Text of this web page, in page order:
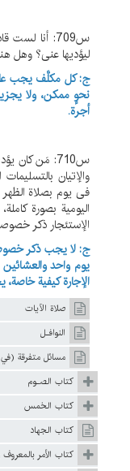
س709: أنا
لیؤدیها عنی؟ وهل
ج: کل مکلَّف یجب
نحوٍ ممکن، ولا
أجرة.
س710: مَن کان
والإتیان
فی یوم بصلاة
الیومیة بصورة
الإستئجار ذکر
ج: لا یجب ذکر
یوم واحد
الإجارة کیفیة
صلاة الآيات
النوافـل
مسائل متفرقة (في
كتاب الصـوم
كتاب الخمس
كتاب الجهاد
كتاب الأمر